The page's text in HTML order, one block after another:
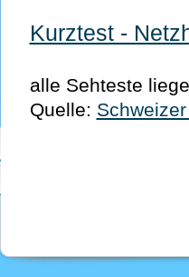
Kurztest -
alle Sehteste
Quelle: